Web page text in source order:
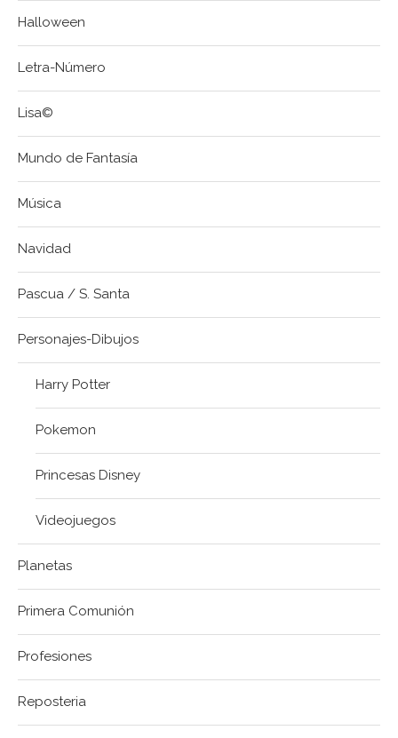
Halloween
Letra-Número
Lisa©
Mundo de Fantasía
Música
Navidad
Pascua / S. Santa
Personajes-Dibujos
Harry Potter
Pokemon
Princesas Disney
Videojuegos
Planetas
Primera Comunión
Profesiones
Reposteria